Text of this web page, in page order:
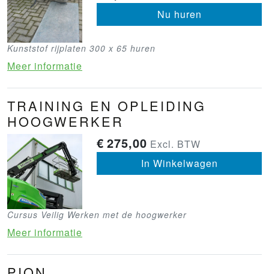
Nu huren
Kunststof rijplaten 300 x 65 huren
Meer informatie
TRAINING EN OPLEIDING
HOOGWERKER
€ 275,00 Excl. BTW
In Winkelwagen
Cursus Veilig Werken met de hoogwerker
Meer informatie